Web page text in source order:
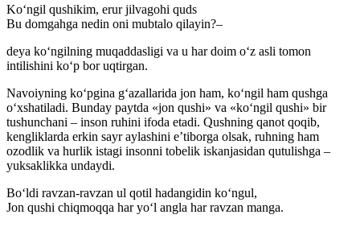
Ko‘ngil qushikim, erur jilvagohi quds
Bu domgahga nedin oni mubtalo qilayin?–
deya ko‘ngilning muqaddasligi va u har doim o‘z asli tomon
intilishini ko‘p bor uqtirgan.
Navoiyning ko‘pgina g‘azallarida jon ham, ko‘ngil ham qushga
o‘xshatiladi. Bunday paytda «jon qushi» va «ko‘ngil qushi» bir
tushunchani – inson ruhini ifoda etadi. Qushning qanot qoqib,
kengliklarda erkin sayr aylashini e’tiborga olsak, ruhning ham
ozodlik va hurlik istagi insonni tobelik iskanjasidan qutulishga –
yuksaklikka undaydi.
Bo‘ldi ravzan-ravzan ul qotil hadangidin ko‘ngul,
Jon qushi chiqmoqqa har yo‘l angla har ravzan manga.